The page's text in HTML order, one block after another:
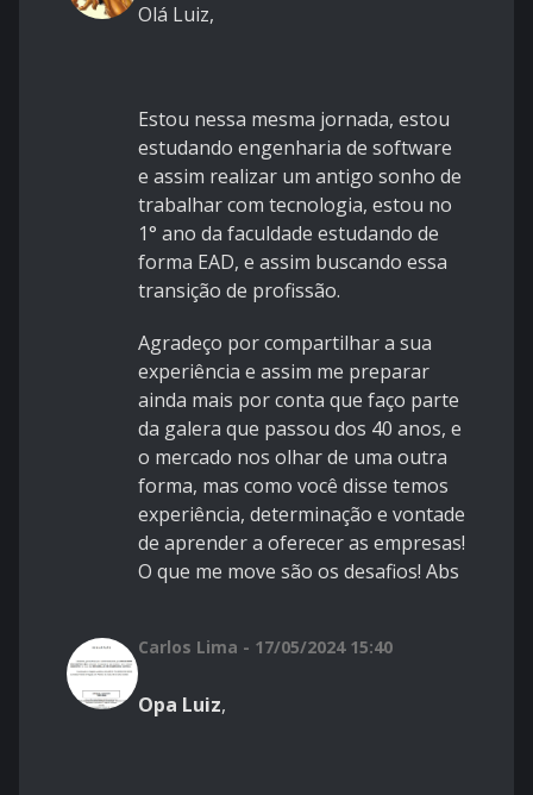
Olá Luiz,
Estou nessa mesma jornada, estou
estudando engenharia de software
e assim realizar um antigo sonho de
trabalhar com tecnologia, estou no
1° ano da faculdade estudando de
forma EAD, e assim buscando essa
transição de profissão.
Agradeço por compartilhar a sua
experiência e assim me preparar
ainda mais por conta que faço parte
da galera que passou dos 40 anos, e
o mercado nos olhar de uma outra
forma, mas como você disse temos
experiência, determinação e vontade
de aprender a oferecer as empresas!
O que me move são os desafios! Abs
Carlos Lima - 17/05/2024 15:40
Opa Luiz,